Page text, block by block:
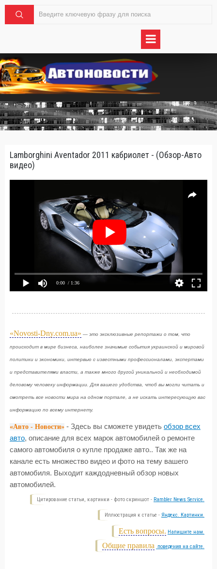
Lamborghini Aventador 2011 кабриолет - (Обзор-Авто
видео)
0:00 / 1:36
«Novosti-Dny.com.ua» — это эксклюзивные репортажи о том, что
происходит в мире бизнеса, наиболее значимые события украинской и мировой
политики и экономики, интервью с известными профессионалами, экспертами
и представителями власти, а также много другой уникальной и необходимой
деловому человеку информации. Для вашего удобства, чтоб вы могли читать и
смотреть все новости мира на одном портале, а не искать интересующую вас
информацию по всему интернету.
«Авто - Новости» - Здесь вы сможете увидеть обзор всех
авто, описание для всех марок автомобилей о ремонте
самого автомобиля о купле продаже авто.. Так же на
канале есть множество видео и фото на тему вашего
автомобиля. Выходит каждодневный обзор новых
автомобилей.
Цитирование статьи, картинки - фото скриншот - Rambler News Service.
Иллюстрация к статье - Яндекс. Картинки.
Есть вопросы. Напишите нам.
Общие правила поведения на сайте.